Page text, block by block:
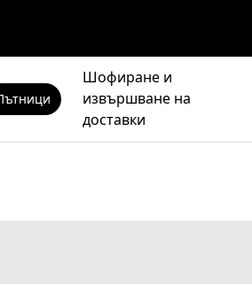
Шофиране и
извършване на
доставки